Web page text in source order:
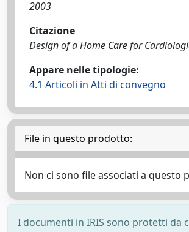
2003
Citazione
Design of a Home Care for
Appare nelle tipologie:
4.1 Articoli in Atti di convegno
File in questo prodotto:
Non ci sono file associati a questo
I documenti in IRIS sono protetti da